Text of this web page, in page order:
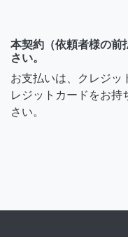
本契約（依頼者様の前
さい。
お支払いは、クレジッ
レジットカードをお持
さい。